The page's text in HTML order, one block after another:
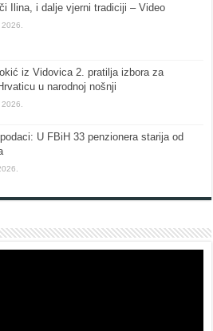
Ilina, i dalje vjerni tradiciji – Video
iz Vidovica 2. pratilja izbora za
u narodnoj nošnji
U FBiH 33 penzionera starija od